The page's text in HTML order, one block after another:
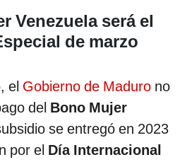
Venezuela será el
de marzo
el Gobierno de Maduro no
del Bono Mujer
se entregó en 2023
por el Día Internacional